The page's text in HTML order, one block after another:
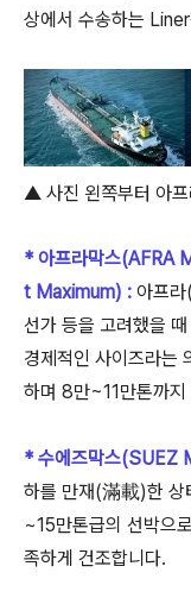
상에서 수송하는
▲ 사진 왼쪽부터 아
* 아프라막스(AFRA
t Maximum) : 아프라
선가 등을 고려했을
경제적인 사이즈라는
하며 8만~11만톤까지
* 수에즈막스(SUEZ
하를 만재(滿載)한 상
~15만톤급의 선박으
족하게 건조합니다.